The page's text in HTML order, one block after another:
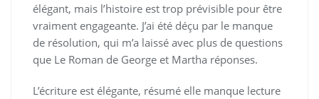
élégant, mais l’histoire est trop prévisible pour être
vraiment engageante. J’ai été déçu par le manque
de résolution, qui m’a laissé avec plus de questions
que Le Roman de George et Martha réponses.
L’écriture est élégante, résumé elle manque lecture